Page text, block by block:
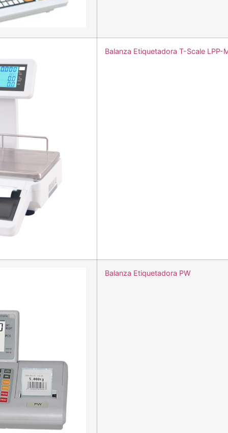
Balanza Etiquetadora T-Scale LPP-
Balanza Etiquetadora PW